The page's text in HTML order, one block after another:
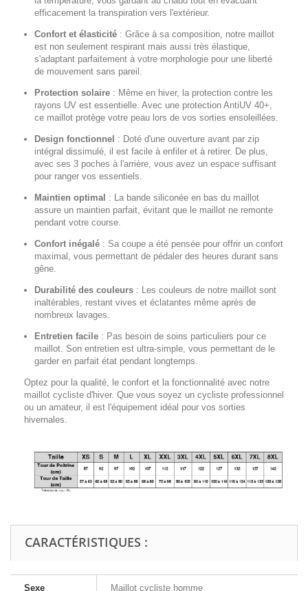
efficacement la transpiration vers l'extérieur.
Confort et élasticité : Grâce à sa composition, notre maillot
est non seulement respirant mais aussi très élastique,
s'adaptant parfaitement à votre morphologie pour une liberté
de mouvement sans pareil.
Protection solaire : Même en hiver, la protection contre les
rayons UV est essentielle. Avec une protection AntiUV 40+,
ce maillot protège votre peau lors de vos sorties ensoleillées.
Design fonctionnel : Doté d'une ouverture avant par zip
intégral dissimulé, il est facile à enfiler et à retirer. De plus,
avec ses 3 poches à l'arrière, vous avez un espace suffisant
pour ranger vos essentiels.
Maintien optimal : La bande siliconée en bas du maillot
assure un maintien parfait, évitant que le maillot ne remonte
pendant votre course.
Confort inégalé : Sa coupe a été pensée pour offrir un confort
maximal, vous permettant de pédaler des heures durant sans
gêne.
Durabilité des couleurs : Les couleurs de notre maillot sont
inaltérables, restant vives et éclatantes même après de
nombreux lavages.
Entretien facile : Pas besoin de soins particuliers pour ce
maillot. Son entretien est ultra-simple, vous permettant de le
garder en parfait état pendant longtemps.
Optez pour la qualité, le confort et la fonctionnalité avec notre
maillot cycliste d'hiver. Que vous soyez un cycliste professionnel
ou un amateur, il est l'équipement idéal pour vos sorties
hivernales.
CARACTÉRISTIQUES :
Sexe Maillot cycliste homme